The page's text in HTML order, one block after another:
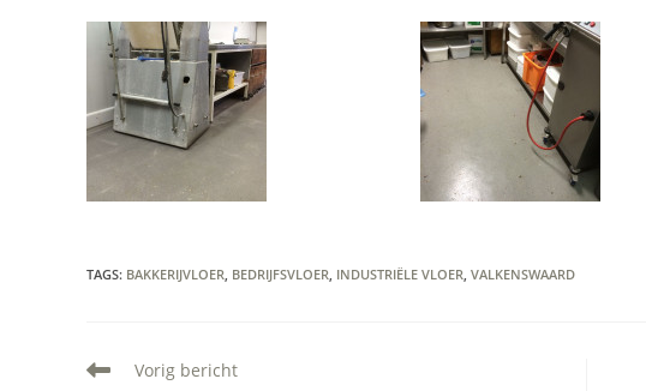
TAGS: BAKKERIJVLOER, BEDRIJFSVLOER, INDUSTRIËLE VLOER, VALKENSWAARD
Lees
Vorig bericht